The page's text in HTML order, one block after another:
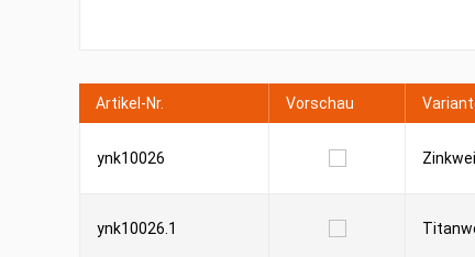
Artikel-Nr. Vorschau
ynk10026
ynk10026.1